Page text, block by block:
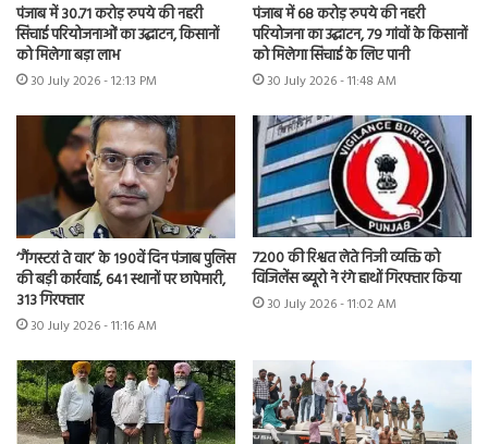
पंजाब में 30.71 करोड़ रुपये की नहरी
सिंचाई परियोजनाओं का उद्घाटन, किसानों
को मिलेगा बड़ा लाभ
30 July 2026 - 12:13 PM
पंजाब में 68 करोड़ रुपये की नहरी
परियोजना का उद्घाटन, 79 गांवों के किसानों
को मिलेगा सिंचाई के लिए पानी
30 July 2026 - 11:48 AM
‘गैंगस्टरां ते वार’ के 190वें दिन पंजाब पुलिस
की बड़ी कार्रवाई, 641 स्थानों पर छापेमारी,
313 गिरफ्तार
30 July 2026 - 11:16 AM
7200 की रिश्वत लेते निजी व्यक्ति को
विजिलेंस ब्यूरो ने रंगे हाथों गिरफ्तार किया
30 July 2026 - 11:02 AM